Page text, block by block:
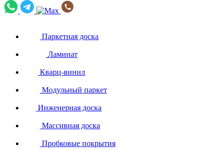
Паркетная доска
Ламинат
Кварц-винил
Модульный паркет
Инженерная доска
Массивная доска
Пробковые покрытия